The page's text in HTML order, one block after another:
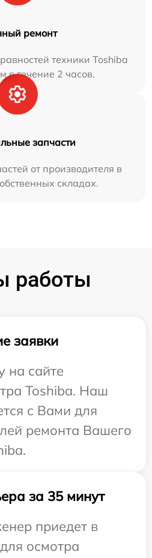
ремонт
техники Toshiba
в течение 2 часов.
запчасти
от производителя в
складах.
работы
заявки
на сайте
Toshiba. Наш
с Вами для
ремонта Вашего
за 35 минут
приедет в
осмотра